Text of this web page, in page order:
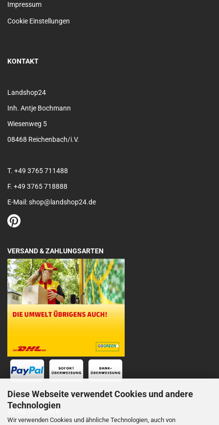
Diese Webseite verwendet Cookies und andere
Technologien
Wir verwenden Cookies und ähnliche Technologien, auch von
Impressum
Cookie Einstellungen
KONTAKT
Landshop24
Inh. Antje Bochmann
Wiesenweg 5
08468 Reichenbach/i.V.
T. +49 3765 711488
F. +49 3765 718888
E-Mail: shop@landshop24.de
VERSAND & ZAHLUNGSARTEN
DEINE VORTEILE